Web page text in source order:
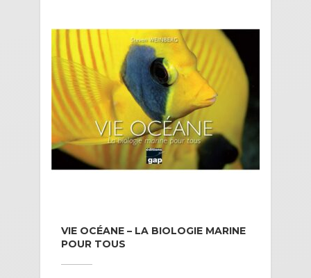
VIE OCÉANE – LA BIOLOGIE MARINE
POUR TOUS